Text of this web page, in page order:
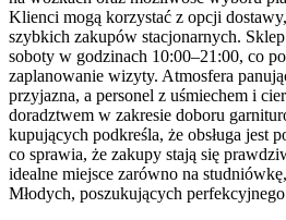
Klienci mogą korzystać z opcji
szybkich zakupów stacjonarnych.
soboty w godzinach 10:00–21:00, co
zaplanowanie wizyty. Atmosfera
przyjazna, a personel z uśmiechem i
doradztwem w zakresie doboru
kupujących podkreśla, że obsługa jest
co sprawia, że zakupy stają się
idealne miejsce zarówno na
Młodych, poszukujących